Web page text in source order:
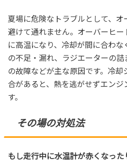
夏場に危険なトラブルとして、
避けて通れません。オーバーヒ
に高温になり、冷却が間に合わ
の不足・漏れ、ラジエーターの
の故障などが主な原因です。冷
合があると、熱を逃がせずエン
す。
その場の対処法
もし走行中に水温計が赤くなっ